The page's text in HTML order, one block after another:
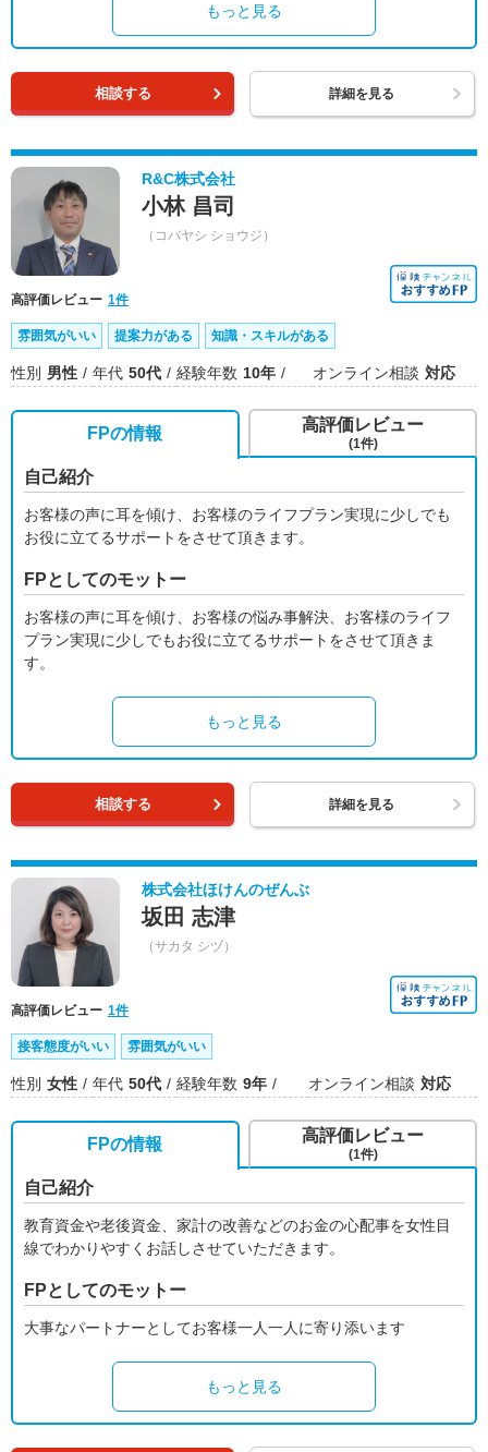
もっと見る
相談する 詳細を見る
R&C株式会社
小林 昌司
（コバヤシ ショウジ）
高評価レビュー 1件
雰囲気がいい 提案力がある 知識・スキルがある
性別 男性 年代 50代 経験年数 10年 オンライン相談 対応
FPの情報
自己紹介
お客様の声に耳を傾け、お客様のライフプラン実現に少しでも
お役に立てるサポートをさせて頂きます。
FPとしてのモットー
お客様の声に耳を傾け、お客様の悩み事解決、お客様のライフ
プラン実現に少しでもお役に立てるサポートをさせて頂きま
す。
もっと見る
高評価レビュー
(1件)
相談する 詳細を見る
株式会社ほけんのぜんぶ
坂田 志津
（サカタ シヅ）
高評価レビュー 1件
接客態度がいい 雰囲気がいい
性別 女性 年代 50代 経験年数 9年 オンライン相談 対応
FPの情報
自己紹介
教育資金や老後資金、家計の改善などのお金の心配事を女性目
線でわかりやすくお話しさせていただきます。
FPとしてのモットー
大事なパートナーとしてお客様一人一人に寄り添います
もっと見る
高評価レビュー
(1件)